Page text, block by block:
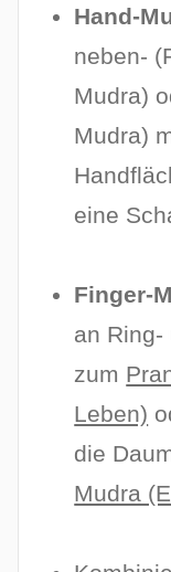
Hand-
neben-
Mudra)
Mudra)
eine
Finger-
an Ring-
zum
Leben)
die
Mudra